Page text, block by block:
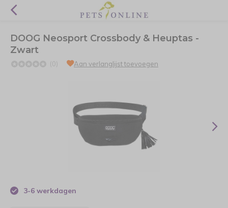
DOOG Neosport Crossbody & Heuptas -
Zwart
(0) Aan verlanglijst toevoegen
3-6 werkdagen